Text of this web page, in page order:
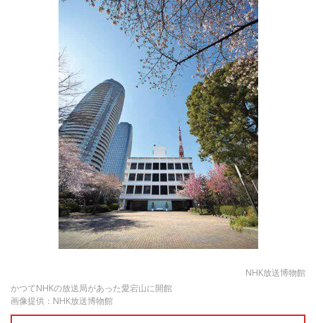
NHK放送博物館
かつてNHKの放送局があった愛宕山に開館
画像提供：NHK放送博物館